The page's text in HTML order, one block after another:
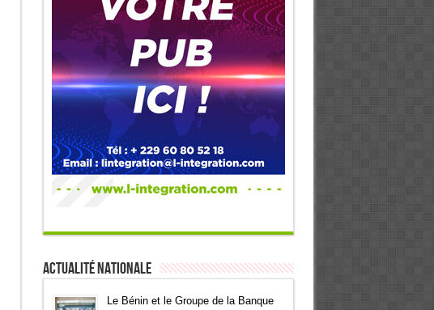
Actualité Nationale
Le Bénin et le Groupe de la Banque